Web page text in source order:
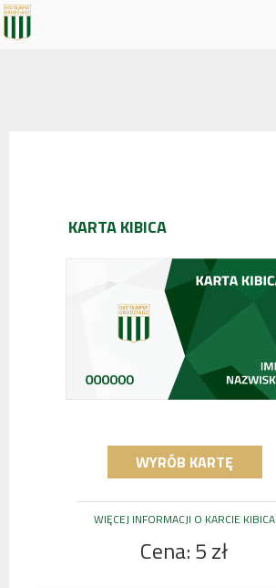
KARTA KIBICA
WYRÓB KARTĘ
WIĘCEJ INFORMACJI O KARCIE KIBICA
Cena: 5 zł